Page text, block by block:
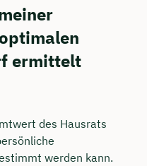
ermittelt
des Hausrats
werden kann.